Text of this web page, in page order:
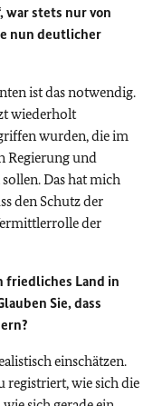
war stets nur von
nun deutlicher
ist das notwendig.
wiederholt
wurden, die im
Regierung und
Das hat mich
den Schutz der
der
friedliches Land in
Sie, dass
einschätzen.
registriert, wie sich die